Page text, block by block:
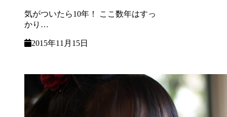
気がついたら10年！ ここ数年はすっ
かり…
2015年11月15日